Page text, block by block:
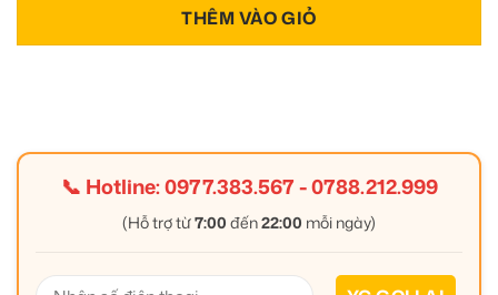
THÊM VÀO GIỎ
📞 Hotline:0977.383.567-0788.212.999
(Hỗ trợ từ7:00 đến22:00 mỗi ngày)